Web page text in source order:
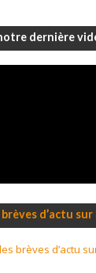
dernière
d’actu sur
brèves d’actu